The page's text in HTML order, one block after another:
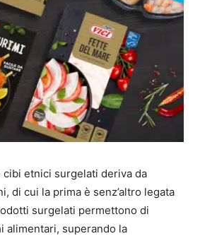
cibi etnici surgelati deriva da
di cui la prima è senz’altro legata
surgelati permettono di
alimentari, superando la